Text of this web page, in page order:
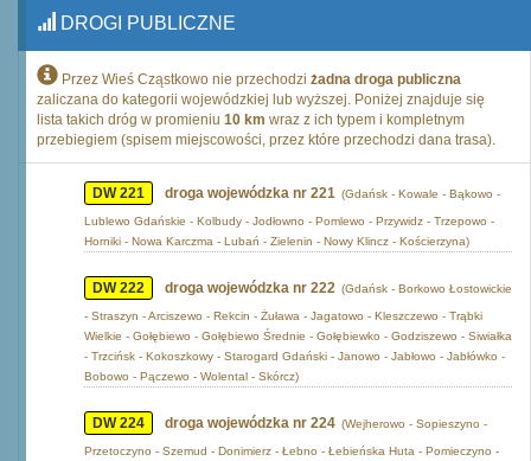
DROGI PUBLICZNE
Przez Wieś Cząstkowo nie przechodzi żadna droga publiczna
zaliczana do kategorii wojewódzkiej lub wyższej. Poniżej znajduje się
lista takich dróg w promieniu 10 km wraz z ich typem i kompletnym
przebiegiem (spisem miejscowości, przez które przechodzi dana trasa).
DW 221 droga wojewódzka nr 221 (Gdańsk - Kowale - Bąkowo -
Lublewo Gdańskie - Kolbudy - Jodłowno - Pomlewo - Przywidz - Trzepowo -
Horniki - Nowa Karczma - Lubań - Zielenin - Nowy Klincz - Kościerzyna)
DW 222 droga wojewódzka nr 222 (Gdańsk - Borkowo Łostowickie
- Straszyn - Arciszewo - Rekcin - Żuława - Jagatowo - Kleszczewo - Trąbki
Wielkie - Gołębiewo - Gołębiewo Średnie - Gołębiewko - Godziszewo - Siwiałka
- Trzcińsk - Kokoszkowy - Starogard Gdański - Janowo - Jabłowo - Jabłówko -
Bobowo - Pączewo - Wolental - Skórcz)
DW 224 droga wojewódzka nr 224 (Wejherowo - Sopieszyno -
Przetoczyno - Szemud - Donimierz - Łebno - Łebieńska Huta - Pomieczyno -